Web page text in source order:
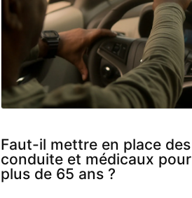
Faut-il mettre en place
conduite et médicaux
plus de 65 ans ?